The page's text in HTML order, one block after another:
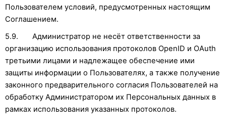
Пользователем условий, предусмотренных настоящим
Соглашением.
5.9. Администратор не несёт ответственности за
организацию использования протоколов OpenID и OAuth
третьими лицами и надлежащее обеспечение ими
защиты информации о Пользователях, а также получение
законного предварительного согласия Пользователей на
обработку Администратором их Персональных данных в
рамках использования указанных протоколов.